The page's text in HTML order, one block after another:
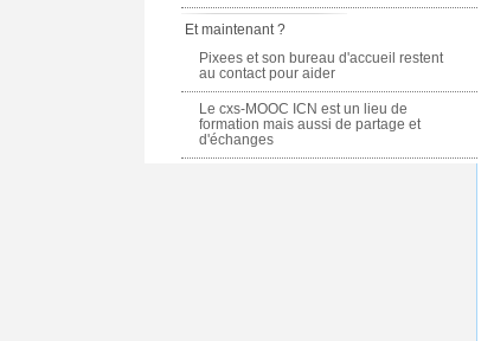
Et maintenant ?
Pixees et son bureau d'accueil restent
au contact pour aider
Le cxs-MOOC ICN est un lieu de
formation mais aussi de partage et
d'échanges